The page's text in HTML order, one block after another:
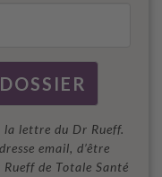
la lettre du Dr Rueff.
email, d’être
de Totale Santé